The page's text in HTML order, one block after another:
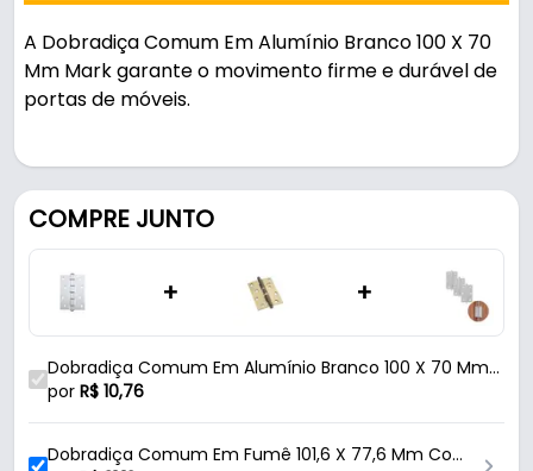
A Dobradiça Comum Em Alumínio Branco 100 X 70
Mm Mark garante o movimento firme e durável de
portas de móveis.
Fabricada em Alumínio com acabamento epóxi, é
resistente e durável no uso diário. Suporta 5 kg.
Características:
- Marca: Mark
- Modelo: Comum
- Linha: Leve
- Acabamento: Epóxi
COMPRE JUNTO
+ +
Dobradiça Comum Em Alumínio Branco 100 X 70 Mm
Mk
por R$ 10,76
Dobradiça Comum Em Fumê 101,6 X 77,6 Mm Com